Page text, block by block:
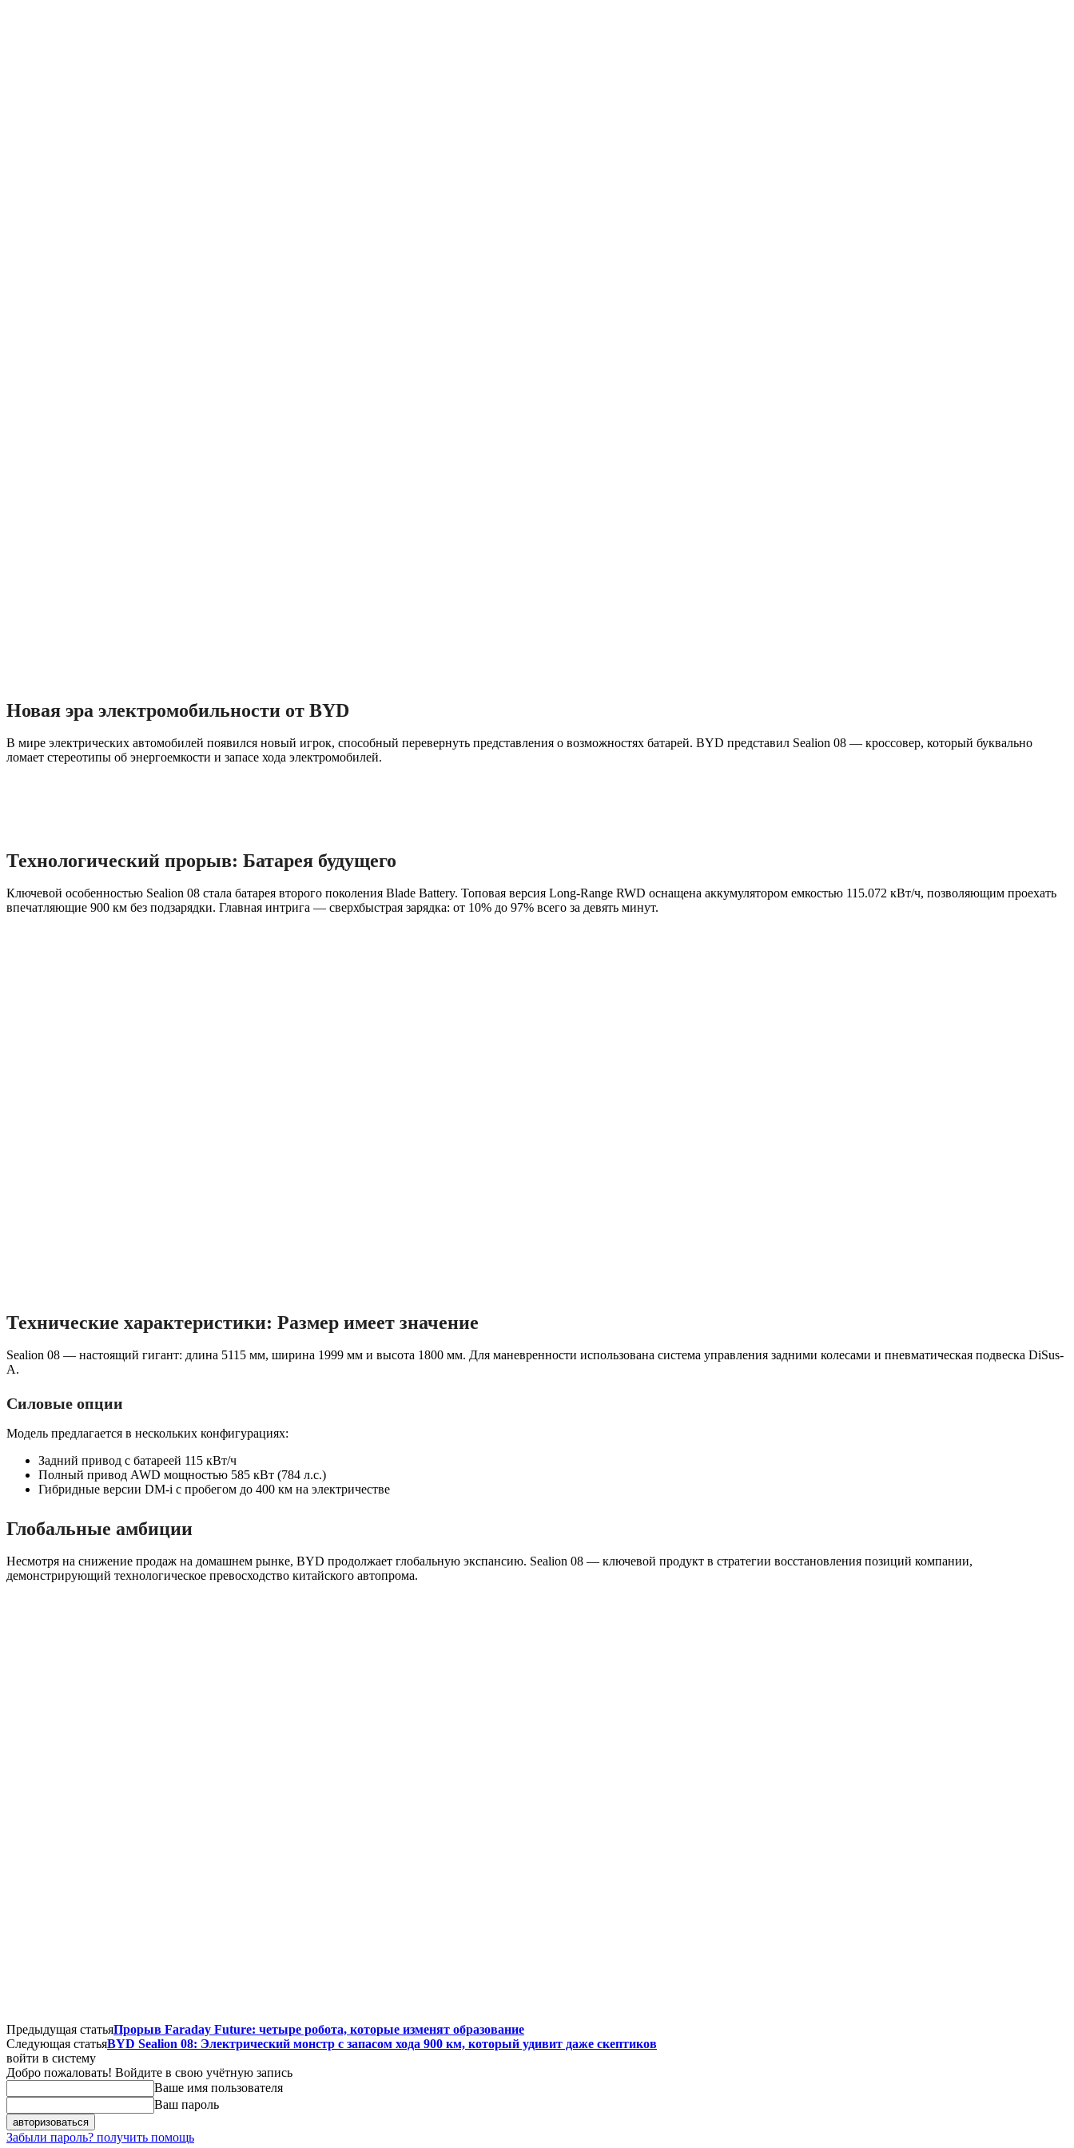
Новая эра электромобильности от BYD
В мире электрических автомобилей появился новый игрок, способный перевернуть представления о возможностях батарей. BYD представил Sealion 08 — кроссовер, который буквально
ломает стереотипы об энергоемкости и запасе хода электромобилей.
Технологический прорыв: Батарея будущего
Ключевой особенностью Sealion 08 стала батарея второго поколения Blade Battery. Топовая версия Long-Range RWD оснащена аккумулятором емкостью 115.072 кВт/ч, позволяющим проехать
впечатляющие 900 км без подзарядки. Главная интрига — сверхбыстрая зарядка: от 10% до 97% всего за девять минут.
Технические характеристики: Размер имеет значение
Sealion 08 — настоящий гигант: длина 5115 мм, ширина 1999 мм и высота 1800 мм. Для маневренности использована система управления задними колесами и пневматическая подвеска DiSus-
A.
Силовые опции
Модель предлагается в нескольких конфигурациях:
Задний привод с батареей 115 кВт/ч
Полный привод AWD мощностью 585 кВт (784 л.с.)
Гибридные версии DM-i с пробегом до 400 км на электричестве
Глобальные амбиции
Несмотря на снижение продаж на домашнем рынке, BYD продолжает глобальную экспансию. Sealion 08 — ключевой продукт в стратегии восстановления позиций компании,
демонстрирующий технологическое превосходство китайского автопрома.
Предыдущая статьяПрорыв Faraday Future: четыре робота, которые изменят образование
Следующая статьяBYD Sealion 08: Электрический монстр с запасом хода 900 км, который удивит даже скептиков
войти в систему
Добро пожаловать! Войдите в свою учётную запись
Ваше имя пользователя
Ваш пароль
Забыли пароль? получить помощь